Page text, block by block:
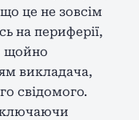
це не зовсім
на периферії,
щойно
викладача,
свідомого.